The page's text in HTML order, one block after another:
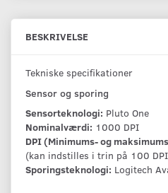
BESKRIVELSE
Tekniske specifikationer
Sensor og sporing
Sensorteknologi: Pluto One
Nominalværdi: 1000 DPI
DPI (Minimums- og
(kan indstilles i trin på 100
Sporingsteknologi: Logitech